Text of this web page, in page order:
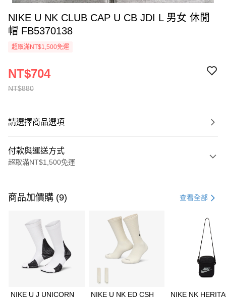
NIKE U NK CLUB CAP U CB JDI L 男女 休閒
帽 FB5370138
超取滿NT$1,500免運
NT$880
NT$704
請選擇商品選項
付款與運送方式
超取滿NT$1,500免運
信用卡一次付款
3 期 0 利率 每期 21家銀行
合作金庫商業銀行
第一商業銀行
華南商業銀行
彰化商業銀行
上海商業儲蓄銀行
Apple Pay
商品加價購 (9) 查看全部
NIKE U J UNICORN
NIKE U NK ED CSH
NIKE NK